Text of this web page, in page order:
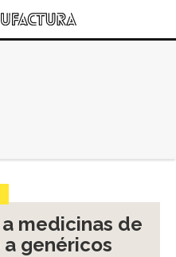
medicinas de
genéricos